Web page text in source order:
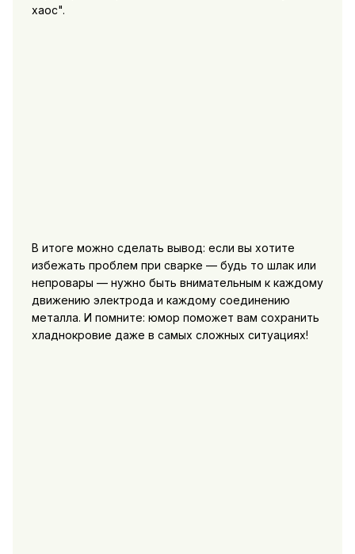
хаос".
В итоге можно сделать вывод: если вы хотите
избежать проблем при сварке — будь то шлак или
непровары — нужно быть внимательным к каждому
движению электрода и каждому соединению
металла. И помните: юмор поможет вам сохранить
хладнокровие даже в самых сложных ситуациях!